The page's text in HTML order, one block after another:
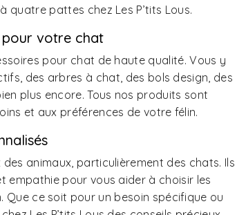
pattes chez Les P’tits Lous.
pour votre chat
pour chat de haute qualité. Vous y
des arbres à chat, des bols design, des
plus encore. Tous nos produits sont
et aux préférences de votre félin.
animaux, particulièrement des chats. Ils
empathie pour vous aider à choisir les
ce soit pour un besoin spécifique ou